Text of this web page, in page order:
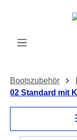
Zum Hauptinhalt
Bootszubehör
02 Standard mit